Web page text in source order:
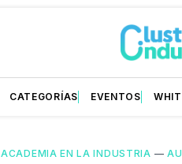
CATEGORÍAS EVENTOS
ACADEMIA EN LA INDUSTRIA —